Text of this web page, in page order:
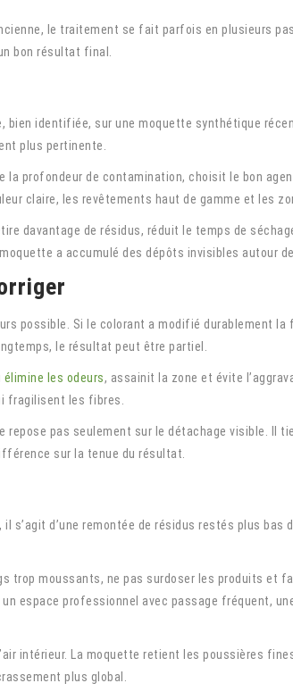
le traitement se fait parfois en plusieurs
bon résultat final.
identifiée, sur une moquette synthétique
plus pertinente.
profondeur de contamination, choisit le bon
claire, les revêtements haut de gamme et les
davantage de résidus, réduit le temps de
a accumulé des dépôts invisibles autour
possible. Si le colorant a modifié durablement
le résultat peut être partiel.
élimine les odeurs, assainit la zone et évite
fragilisent les fibres.
repose pas seulement sur le détachage visible. Il
sur la tenue du résultat.
d’une remontée de résidus restés plus bas
moussants, ne pas surdoser les produits et
espace professionnel avec passage fréquent,
intérieur. La moquette retient les poussières
plus global.